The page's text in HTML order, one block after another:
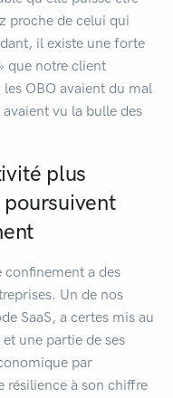
proche de celui qui
il existe une forte
que notre client
OBO avaient du mal
vu la bulle des
plus
poursuivent
a des
Un de nos
SaaS, a certes mis au
une partie de ses
par
résilience à son chiffre